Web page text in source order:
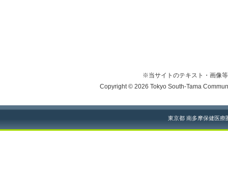
※当サイトのテキスト・画像
Copyright © 2026 Tokyo South-Tama
東京都 南多摩保健医療